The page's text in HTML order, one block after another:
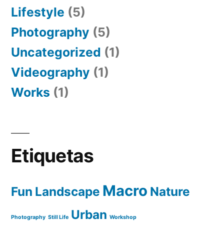
Lifestyle (5)
Photography (5)
Uncategorized (1)
Videography (1)
Works (1)
Etiquetas
Fun Landscape Macro Nature
Photography Still Life Urban Workshop